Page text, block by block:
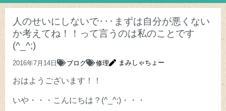
人のせいにしないで･･･まずは自分が悪くない
か考えてね！！って言うのは私のことです
(^_^;)
2016年7月14日 ブログ 修理 まみしゃちょー
おはようございます！！
いや・・・こんにちは？(^_^;)・・・